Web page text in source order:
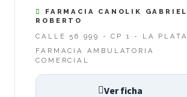
FARMACIA CANOLIK GABRIEL
ROBERTO
CALLE 56 999 - CP 1 - LA PLATA
FARMACIA AMBULATORIA
COMERCIAL
Ver ficha